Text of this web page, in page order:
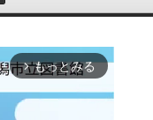
arrow_forward_ios もっとみる